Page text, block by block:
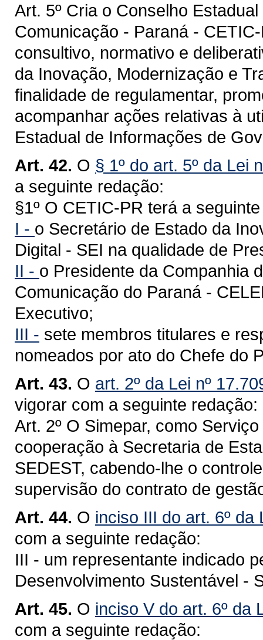
Art. 5º Cria o Conselho
Comunicação - Paraná -
consultivo, normativo e
da Inovação, Modernização e
finalidade de regulamentar,
acompanhar ações relativas à
Estadual de Informações de
Art. 42. O § 1º do art. 5º da Lei
a seguinte redação:
§1º O CETIC-PR terá a
I - o Secretário de Estado da
Digital - SEI na qualidade de
II - o Presidente da Companhia
Comunicação do Paraná -
Executivo;
III - sete membros titulares e
nomeados por ato do Chefe do
Art. 43. O art. 2º da Lei nº
vigorar com a seguinte redação:
Art. 2º O Simepar, como
cooperação à Secretaria de
SEDEST, cabendo-lhe o
supervisão do contrato de
Art. 44. O inciso III do art. 6º
com a seguinte redação:
III - um representante indicado
Desenvolvimento Sustentável -
Art. 45. O inciso V do art. 6º da
com a seguinte redação: